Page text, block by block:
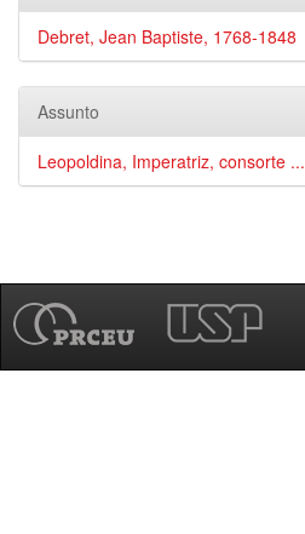
Debret, Jean Baptiste, 1768-1848
Assunto
Leopoldina, Imperatriz, consorte ...